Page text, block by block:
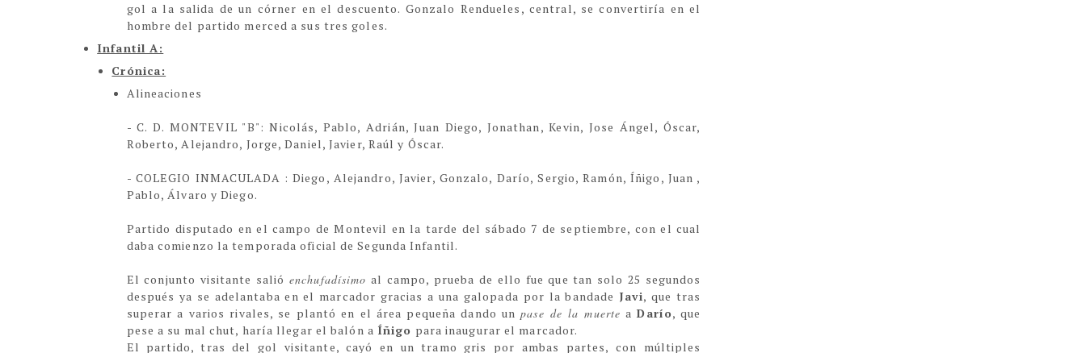
gol a la salida de un córner en el descuento. Gonzalo Rendueles, central, se convertiría en el
hombre del partido merced a sus tres goles.
Infantil A:
Crónica:
Alineaciones
- C. D. MONTEVIL "B":Nicolás, Pablo, Adrián, Juan Diego, Jonathan, Kevin, Jose Ángel, Óscar,
Roberto, Alejandro, Jorge, Daniel, Javier, Raúl y Óscar.
- COLEGIO INMACULADA :Diego, Alejandro, Javier, Gonzalo, Darío, Sergio, Ramón, Íñigo, Juan ,
Pablo, Álvaro y Diego.
Partido disputado en el campo de Montevil en la tarde del sábado 7 de septiembre, con el cual
daba comienzo la temporada oficial de Segunda Infantil.
El conjunto visitante salióenchufadísimo al campo, prueba de ello fue que tan solo 25 segundos
después ya se adelantaba en el marcador gracias a una galopada por la bandade Javi, que tras
superar a varios rivales, se plantó en el área pequeña dando unpase de la muerte aDarío, que
pese a su mal chut, haría llegar el balón a Íñigo para inaugurar el marcador.
El partido, tras del gol visitante, cayó en un tramo gris por ambas partes, con múltiples